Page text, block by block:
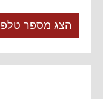
הצג מספר